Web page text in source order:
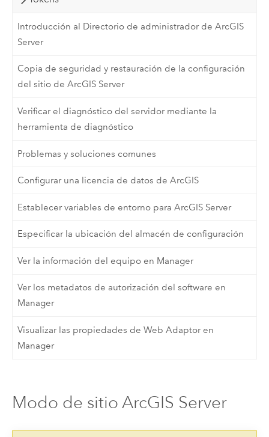
Introducción al Directorio de administrador de ArcGIS
Server
Copia de seguridad y restauración de la configuración
del sitio de ArcGIS Server
Verificar el diagnóstico del servidor mediante la
herramienta de diagnóstico
Problemas y soluciones comunes
Configurar una licencia de datos de ArcGIS
Establecer variables de entorno para ArcGIS Server
Especificar la ubicación del almacén de configuración
Ver la información del equipo en Manager
Ver los metadatos de autorización del software en
Manager
Visualizar las propiedades de Web Adaptor en
Manager
Modo de sitio ArcGIS Server